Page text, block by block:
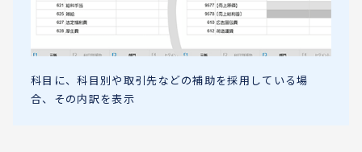
科目に、科目別や取引先などの補助を採用している場
合、その内訳を表示